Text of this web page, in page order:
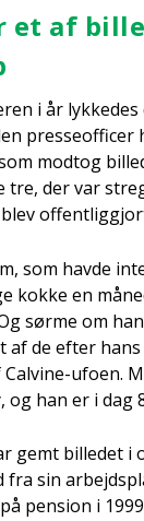
et af
i år lyk­ke­des
pres­seof­fi­cer
modt­og
tre, der var
som hav­de
kok­ke en
sør­me om
af de efter
ufo­en.
og han er i dag
gemt bil­le­det i
fra sin
pen­sion i